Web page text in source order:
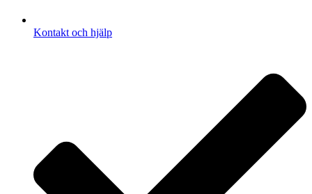
Kontakt och hjälp